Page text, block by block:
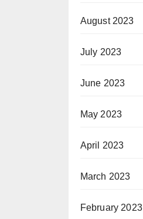
August 2023
July 2023
June 2023
May 2023
April 2023
March 2023
February 2023